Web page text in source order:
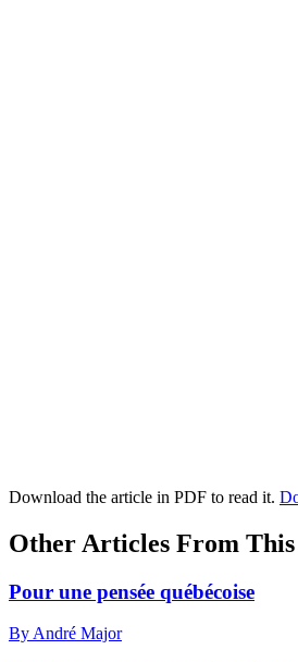
Download the article in PDF to read it.
Other Articles From
Pour une pensée québécoise
By André Major